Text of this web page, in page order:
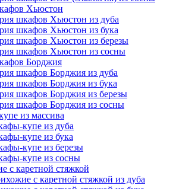
Хьюстон
шкафов Хьюстон из дуба
шкафов Хьюстон из бука
шкафов Хьюстон из березы
шкафов Хьюстон из сосны
Борджия
шкафов Борджия из дуба
шкафов Борджия из бука
шкафов Борджия из березы
шкафов Борджия из сосны
из массива
купе из дуба
купе из бука
купе из березы
купе из сосны
с каретной стяжкой
с каретной стяжкой из дуба